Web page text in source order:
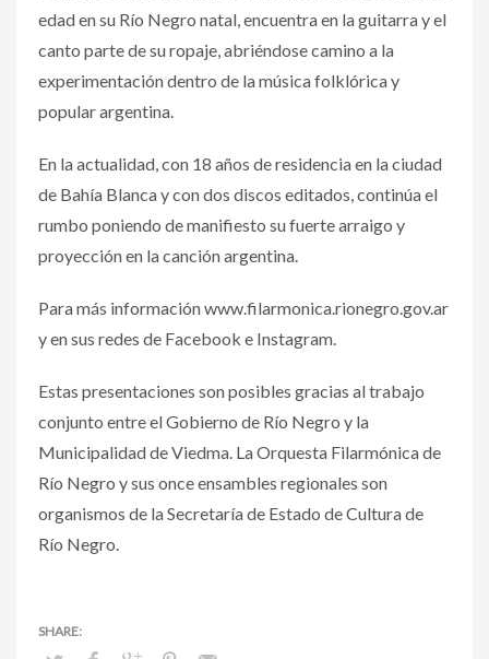
edad en su Río Negro natal, encuentra en la guitarra y el
canto parte de su ropaje, abriéndose camino a la
experimentación dentro de la música folklórica y
popular argentina.
En la actualidad, con 18 años de residencia en la ciudad
de Bahía Blanca y con dos discos editados, continúa el
rumbo poniendo de manifiesto su fuerte arraigo y
proyección en la canción argentina.
Para más información www.filarmonica.rionegro.gov.ar
y en sus redes de Facebook e Instagram.
Estas presentaciones son posibles gracias al trabajo
conjunto entre el Gobierno de Río Negro y la
Municipalidad de Viedma. La Orquesta Filarmónica de
Río Negro y sus once ensambles regionales son
organismos de la Secretaría de Estado de Cultura de
Río Negro.